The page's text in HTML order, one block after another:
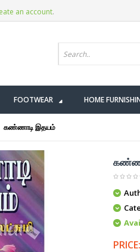
an account.
FOOTWEAR HOME
கண்ணாடி இதயம்
PRICE: